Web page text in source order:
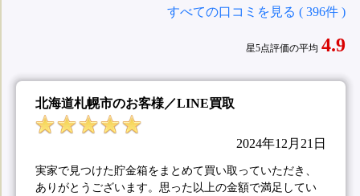
すべての口コミを見る ( 396件 )
星5点評価の平均 4.9
北海道札幌市のお客様／LINE買取
2024年12月21日
実家で見つけた貯金箱をまとめて買い取っていただき、
ありがとうございます。思った以上の金額で満足してい